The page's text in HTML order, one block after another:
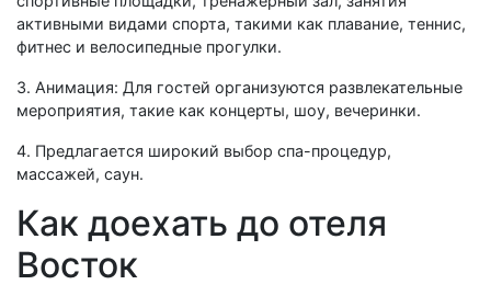
активными видами спорта, такими как плавание, теннис,
фитнес и велосипедные прогулки.
3. Анимация: Для гостей организуются развлекательные
мероприятия, такие как концерты, шоу, вечеринки.
4. Предлагается широкий выбор спа-процедур,
массажей, саун.
Как доехать до отеля
Восток